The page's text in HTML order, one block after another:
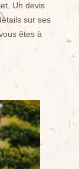
Un devis
sur ses
êtes à